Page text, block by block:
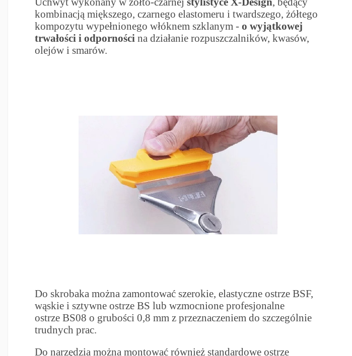
kombinacją miększego, czarnego elastomeru i twardszego, żółtego
kompozytu wypełnionego włóknem szklanym -o wyjątkowej
trwałości i odporności na działanie rozpuszczalników, kwasów,
olejów i smarów.
Do skrobaka można zamontować szerokie, elastyczne ostrze BSF,
wąskie i sztywne ostrze BS lub wzmocnione profesjonalne
ostrze BS08 o grubości 0,8 mm z przeznaczeniem do szczególnie
trudnych prac.
Do narzędzia można montować również standardowe ostrze